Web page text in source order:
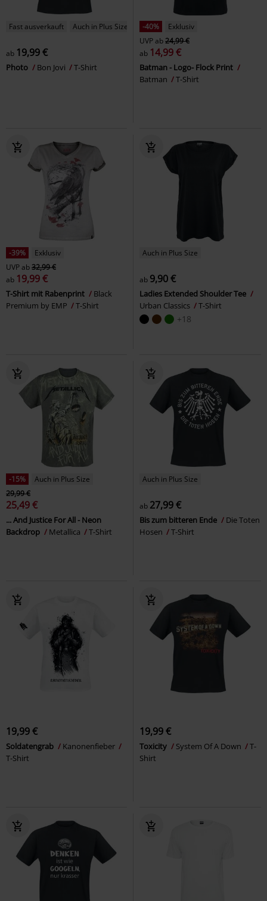
Fast ausverkauft Auch in Plus Size
ab 19,99 €
Photo Bon Jovi T-Shirt
-40%
Exklusiv
UVPab24,99 €
ab 14,99 €
Batman - Logo- Flock Print
Batman
T-Shirt
-39%
Exklusiv
UVPab32,99 €
ab 19,99 €
T-Shirt mit Rabenprint
Black
Premium by EMP
T-Shirt
Auch in Plus Size
ab 9,90 €
Ladies Extended Shoulder Tee
Urban Classics
T-Shirt
+18
-15%
Auch in Plus Size
29,99 €
25,49 €
... And Justice For All - Neon
Backdrop
Metallica T-Shirt
Auch in Plus Size
ab 27,99 €
Bis zum bitteren Ende
Die Toten
Hosen
T-Shirt
19,99 €
Soldatengrab
Kanonenfieber
T-Shirt
19,99 €
Toxicity System Of A Down
T-
Shirt